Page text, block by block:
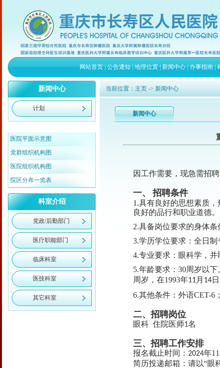
网站首页|公告通知|地理位置|新闻中心|办事指南|
新闻中心
计划
医院平面示意图
党群组织机构图
医院组织机构图
院区分布一览表
科室介绍
党政/后勤部门
医疗职能部门
临床科室
医技科室
其它科室
当前位置： 主页 -> 新闻中心
新闻中心
因工作需要，现急需招
一、 招聘条件
1.具有良好的思想素质
良好的品行和职业道德。
2.具备岗位要求的身体
3.学历学位要求： 全日制
4.专业要求：眼科学 ，
5.年龄要求： 30周岁以下
周岁 ，在1993年11 月 14
6.其他条件：外语CET-6
二、招聘岗位
眼科 住院医师1名
三、招聘工作安排
报名截止时间： 2024年11
简历投递邮箱： 请以“眼